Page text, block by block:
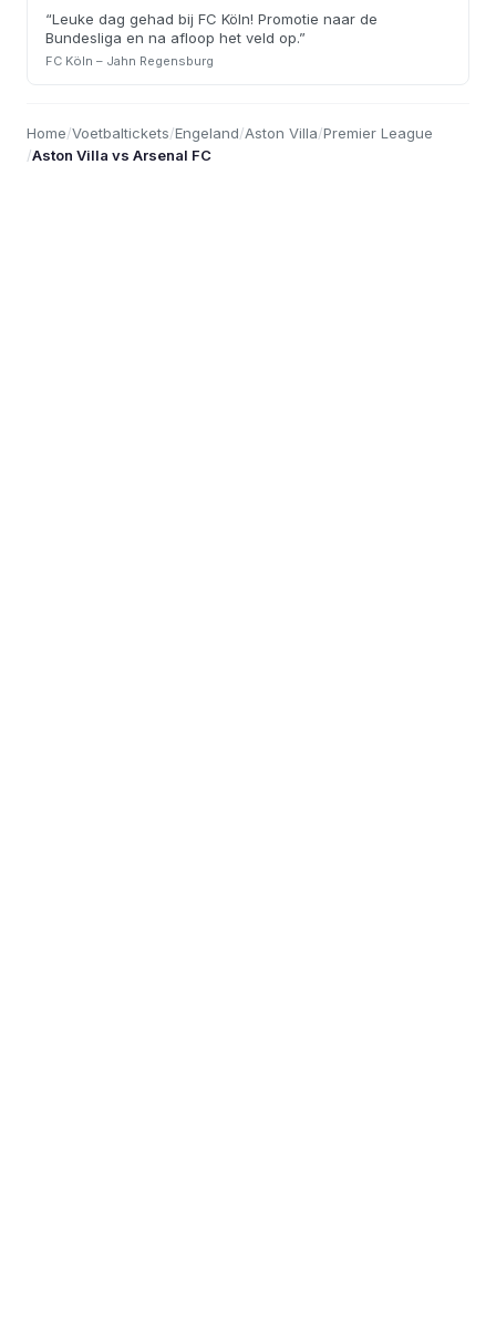
“Leuke dag gehad bij FC Köln! Promotie naar de
Bundesliga en na afloop het veld op.”
FC Köln – Jahn Regensburg
Home/Voetbaltickets/Engeland/Aston Villa/Premier League
/Aston Villa vs Arsenal FC